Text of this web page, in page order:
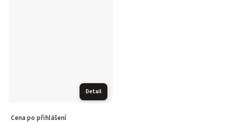
Detail
Cena po přihlášení